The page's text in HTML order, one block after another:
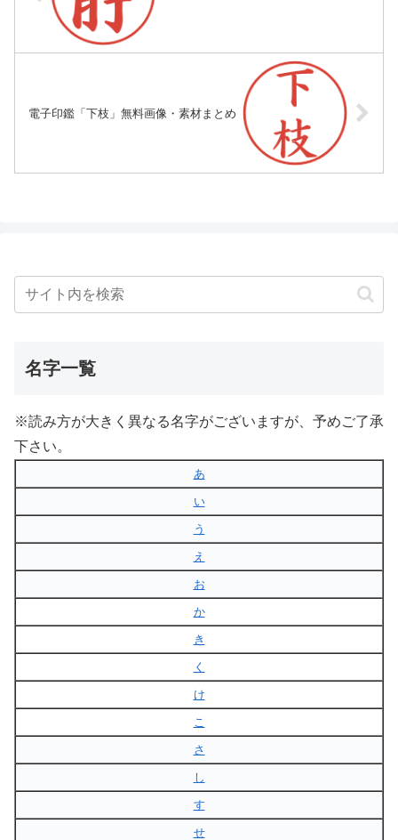
電子印鑑「下枝」無料画像・素材まとめ
名字一覧
※読み方が大きく異なる名字がございますが、予めご了承
下さい。
あ
い
う
え
お
か
き
く
け
こ
さ
し
す
せ